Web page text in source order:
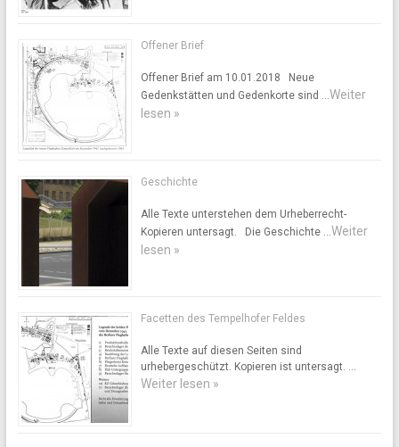
Offener Brief
Offener Brief am 10.01.2018 Neue
Gedenkstätten und Gedenkorte sind …Weiter
lesen »
Geschichte
Alle Texte unterstehen dem Urheberrecht-
Kopieren untersagt. Die Geschichte …Weiter
lesen »
Facetten des Tempelhofer Feldes
Alle Texte auf diesen Seiten sind
urhebergeschützt. Kopieren ist untersagt. …
Weiter lesen »